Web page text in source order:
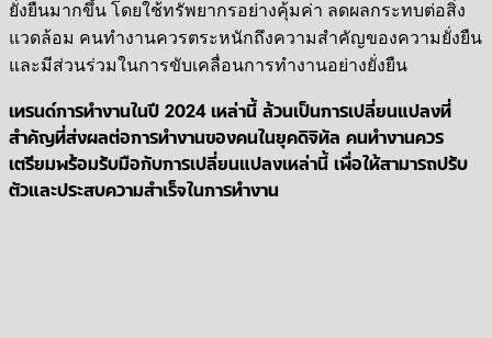
ยั่งยืนมากขึ้น โดยใช้ทรัพยากรอย่างคุ้มค่า ลดผลกระทบต่อสิ่ง
แวดล้อม คนทำงานควรตระหนักถึงความสำคัญของความยั่งยืน
และมีส่วนร่วมในการขับเคลื่อนการทำงานอย่างยั่งยืน
เทรนด์การทำงานในปี 2024 เหล่านี้ ล้วนเป็นการเปลี่ยนแปลงที่
สำคัญที่ส่งผลต่อการทำงานของคนในยุคดิจิทัล คนทำงานควร
เตรียมพร้อมรับมือกับการเปลี่ยนแปลงเหล่านี้ เพื่อให้สามารถปรับ
ตัวและประสบความสำเร็จในการทำงาน